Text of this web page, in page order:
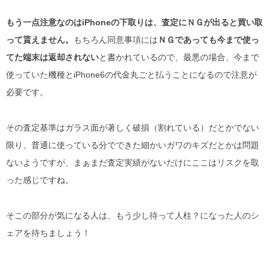
もう一点注意なのはiPhoneの下取りは、査定にＮＧが出ると買い取
って貰えません。
もちろん同意事項には ＮＧであっても今まで使っ
てた端末は返却されないと書かれているので、最悪の場合、今まで
使っていた機種とiPhone6の代金丸ごと払うことになるので注意が
必要です。
その査定基準はガラス面が著しく破損（割れている）だとかでない
限り、普通に使っている分でできた細かいガワのキズだとかは問題
ないようですが、まぁまだ査定実績がないだけにここはリスクを取
った感じですね。
そこの部分が気になる人は、もう少し待って人柱？になった人のシ
ェアを待ちましょう！